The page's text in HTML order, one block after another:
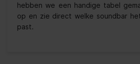
hebben we een handige tabel
op en zie direct welke soundbar
past.